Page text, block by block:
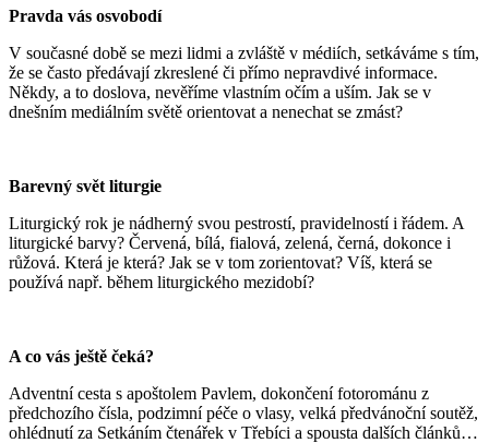
Pravda vás osvobodí
V současné době se mezi lidmi a zvláště v médiích, setkáváme s tím,
že se často předávají zkreslené či přímo nepravdivé informace.
Někdy, a to doslova, nevěříme vlastním očím a uším. Jak se v
dnešním mediálním světě orientovat a nenechat se zmást?
Barevný svět liturgie
Liturgický rok je nádherný svou pestrostí, pravidelností i řádem. A
liturgické barvy? Červená, bílá, fialová, zelená, černá, dokonce i
růžová. Která je která? Jak se v tom zorientovat? Víš, která se
používá např. během liturgického mezidobí?
A co vás ještě čeká?
Adventní cesta s apoštolem Pavlem, dokončení fotorománu z
předchozího čísla, podzimní péče o vlasy, velká předvánoční soutěž,
ohlédnutí za Setkáním čtenářek v Třebíci a spousta dalších článků…